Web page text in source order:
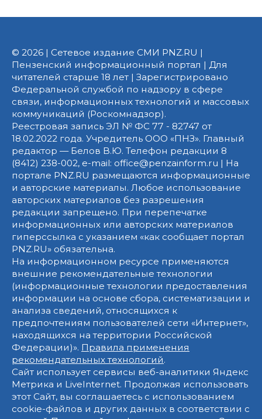
© 2026 | Сетевое издание СМИ PNZ.RU |
Пензенский информационный портал | Для
читателей старше 18 лет | Зарегистрировано
Федеральной службой по надзору в сфере
связи, информационных технологий и массовых
коммуникаций (Роскомнадзор).
Реестровая запись ЭЛ № ФС 77 - 82747 от
18.02.2022 года. Учредитель ООО «ПНЗ». Главный
редактор — Белов В.Ю. Телефон редакции 8
(8412) 238-002, e-mail: office@penzainform.ru | На
портале PNZ.RU размещаются информационные
и авторские материалы. Любое использование
авторских материалов без разрешения
редакции запрещено. При перепечатке
информационных или авторских материалов
гиперссылка с указанием «как сообщает портал
PNZ.RU» обязательна.
На информационном ресурсе применяются
внешние рекомендательные технологии
(информационные технологии предоставления
информации на основе сбора, систематизации и
анализа сведений, относящихся к
предпочтениям пользователей сети «Интернет»,
находящихся на территории Российской
Федерации)». Правила применения
рекомендательных технологий.
Сайт использует сервисы веб-аналитики Яндекс
Метрика и LiveInternet. Продолжая использовать
этот Сайт, вы соглашаетесь с использованием
cookie-файлов и других данных в соответствии с